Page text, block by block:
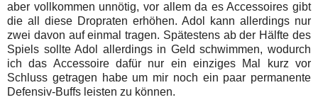
aber vollkommen unnötig, vor allem da es Accessoires gibt
die all diese Dropraten erhöhen. Adol kann allerdings nur
zwei davon auf einmal tragen. Spätestens ab der Hälfte des
Spiels sollte Adol allerdings in Geld schwimmen, wodurch
ich das Accessoire dafür nur ein einziges Mal kurz vor
Schluss getragen habe um mir noch ein paar permanente
Defensiv-Buffs leisten zu können.